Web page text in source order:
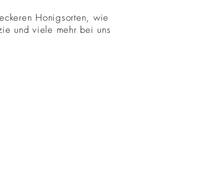
Honigsorten, wie
und viele mehr bei uns